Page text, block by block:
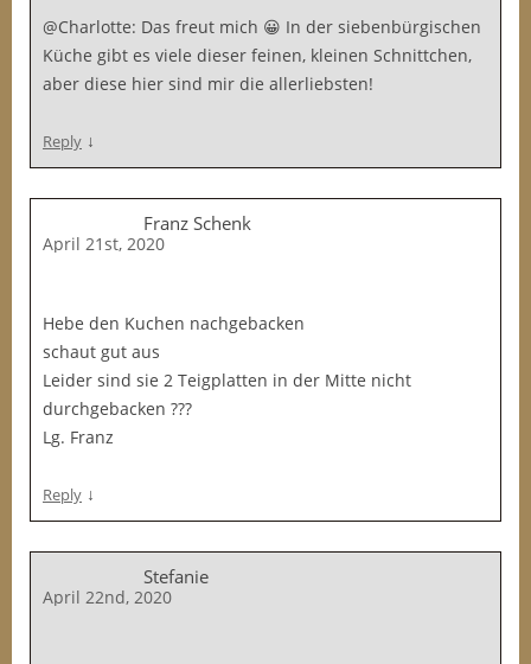
@Charlotte: Das freut mich 😀 In der siebenbürgischen
Küche gibt es viele dieser feinen, kleinen Schnittchen,
aber diese hier sind mir die allerliebsten!
Reply ↓
Franz Schenk
April 21st, 2020
Hebe den Kuchen nachgebacken
schaut gut aus
Leider sind sie 2 Teigplatten in der Mitte nicht
durchgebacken ???
Lg. Franz
Reply ↓
Stefanie
April 22nd, 2020